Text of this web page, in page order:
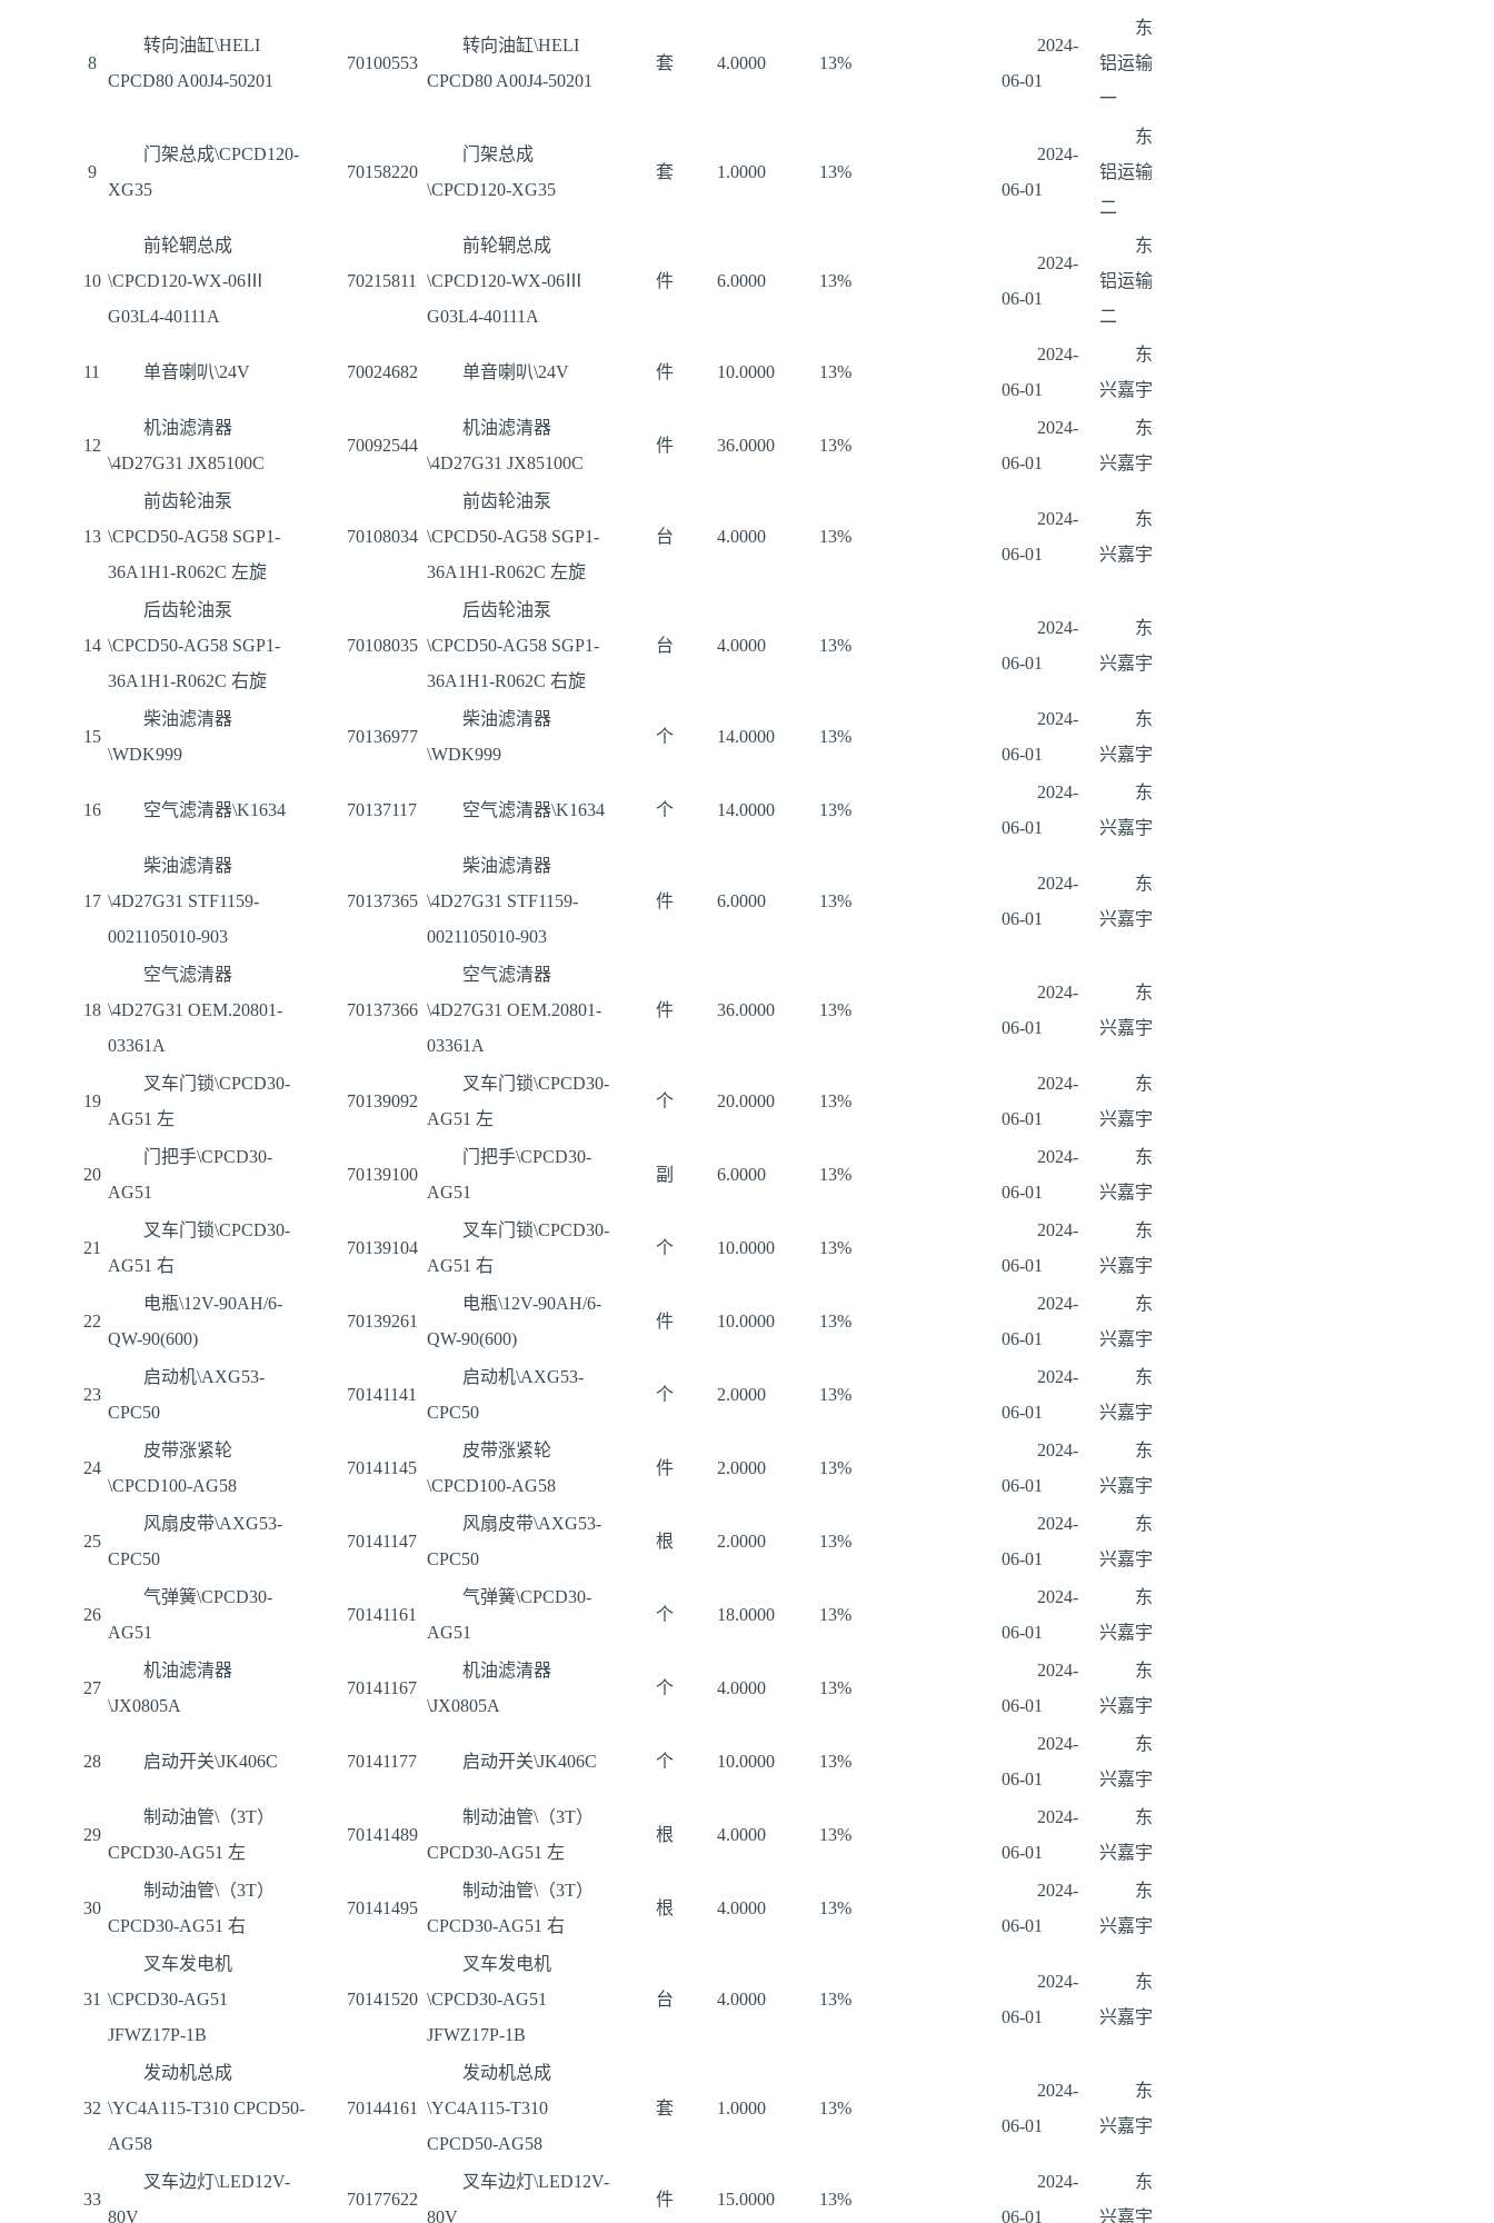
8
转向油缸\HELI
CPCD80 A00J4-50201
70100553
转向油缸\HELI
CPCD80 A00J4-50201
套 4.0000 13%
2024-
06-01
东
铝运输
一
9
门架总成\CPCD120-
XG35
70158220
门架总成
\CPCD120-XG35
套 1.0000 13%
2024-
06-01
东
铝运输
二
10
前轮辋总成
\CPCD120-WX-06Ⅲ
G03L4-40111A
70215811
前轮辋总成
\CPCD120-WX-06Ⅲ
G03L4-40111A
件 6.0000 13%
2024-
06-01
东
铝运输
二
11 单音喇叭\24V 70024682 单音喇叭\24V 件 10.0000 13%
2024-
06-01
东
兴嘉宇
12
机油滤清器
\4D27G31 JX85100C
70092544
机油滤清器
\4D27G31 JX85100C
件 36.0000 13%
2024-
06-01
东
兴嘉宇
13
前齿轮油泵
\CPCD50-AG58 SGP1-
36A1H1-R062C 左旋
70108034
前齿轮油泵
\CPCD50-AG58 SGP1-
36A1H1-R062C 左旋
台 4.0000 13%
2024-
06-01
东
兴嘉宇
14
后齿轮油泵
\CPCD50-AG58 SGP1-
36A1H1-R062C 右旋
70108035
后齿轮油泵
\CPCD50-AG58 SGP1-
36A1H1-R062C 右旋
台 4.0000 13%
2024-
06-01
东
兴嘉宇
15
柴油滤清器
\WDK999
70136977
柴油滤清器
\WDK999
个 14.0000 13%
2024-
06-01
东
兴嘉宇
16 空气滤清器\K1634 70137117 空气滤清器\K1634 个 14.0000 13%
2024-
06-01
东
兴嘉宇
17
柴油滤清器
\4D27G31 STF1159-
0021105010-903
70137365
柴油滤清器
\4D27G31 STF1159-
0021105010-903
件 6.0000 13%
2024-
06-01
东
兴嘉宇
18
空气滤清器
\4D27G31 OEM.20801-
03361A
70137366
空气滤清器
\4D27G31 OEM.20801-
03361A
件 36.0000 13%
2024-
06-01
东
兴嘉宇
19
叉车门锁\CPCD30-
AG51 左
70139092
叉车门锁\CPCD30-
AG51 左
个 20.0000 13%
2024-
06-01
东
兴嘉宇
20
门把手\CPCD30-
AG51
70139100
门把手\CPCD30-
AG51
副 6.0000 13%
2024-
06-01
东
兴嘉宇
21
叉车门锁\CPCD30-
AG51 右
70139104
叉车门锁\CPCD30-
AG51 右
个 10.0000 13%
2024-
06-01
东
兴嘉宇
22
电瓶\12V-90AH/6-
QW-90(600)
70139261
电瓶\12V-90AH/6-
QW-90(600)
件 10.0000 13%
2024-
06-01
东
兴嘉宇
23
启动机\AXG53-
CPC50
70141141
启动机\AXG53-
CPC50
个 2.0000 13%
2024-
06-01
东
兴嘉宇
24
皮带涨紧轮
\CPCD100-AG58
70141145
皮带涨紧轮
\CPCD100-AG58
件 2.0000 13%
2024-
06-01
东
兴嘉宇
25
风扇皮带\AXG53-
CPC50
70141147
风扇皮带\AXG53-
CPC50
根 2.0000 13%
2024-
06-01
东
兴嘉宇
26
气弹簧\CPCD30-
AG51
70141161
气弹簧\CPCD30-
AG51
个 18.0000 13%
2024-
06-01
东
兴嘉宇
27
机油滤清器
\JX0805A
70141167
机油滤清器
\JX0805A
个 4.0000 13%
2024-
06-01
东
兴嘉宇
28 启动开关\JK406C 70141177 启动开关\JK406C 个 10.0000 13%
2024-
06-01
东
兴嘉宇
29
制动油管\（3T）
CPCD30-AG51 左
70141489
制动油管\（3T）
CPCD30-AG51 左
根 4.0000 13%
2024-
06-01
东
兴嘉宇
30
制动油管\（3T）
CPCD30-AG51 右
70141495
制动油管\（3T）
CPCD30-AG51 右
根 4.0000 13%
2024-
06-01
东
兴嘉宇
31
叉车发电机
\CPCD30-AG51
JFWZ17P-1B
70141520
叉车发电机
\CPCD30-AG51
JFWZ17P-1B
台 4.0000 13%
2024-
06-01
东
兴嘉宇
32
发动机总成
\YC4A115-T310 CPCD50-
AG58
70144161
发动机总成
\YC4A115-T310
CPCD50-AG58
套 1.0000 13%
2024-
06-01
东
兴嘉宇
33
叉车边灯\LED12V-
80V
70177622
叉车边灯\LED12V-
80V
件 15.0000 13%
2024-
06-01
东
兴嘉宇